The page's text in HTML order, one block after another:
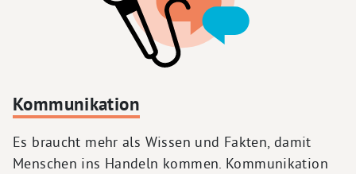
Kommunikation
Es braucht mehr als Wissen und Fakten, damit
Menschen ins Handeln kommen. Kommunikation